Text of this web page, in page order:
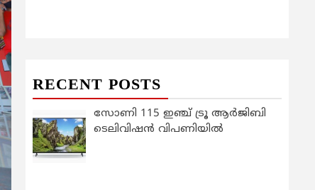
RECENT POSTS
സോണി 115 ഇഞ്ച് ട്രൂ ആർജിബി
ടെലിവിഷൻ വിപണിയിൽ